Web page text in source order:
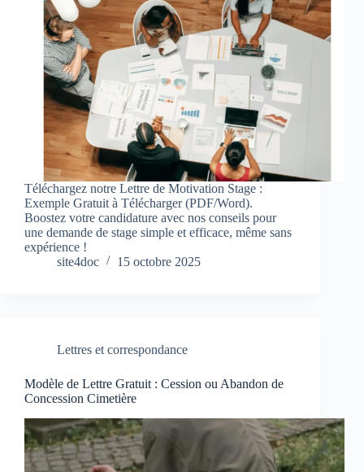
Téléchargez notre Lettre de Motivation Stage :
Exemple Gratuit à Télécharger (PDF/Word).
Boostez votre candidature avec nos conseils pour
une demande de stage simple et efficace, même sans
expérience !
site4doc
15 octobre 2025
Lettres et correspondance
Modèle de Lettre Gratuit : Cession ou Abandon de
Concession Cimetière